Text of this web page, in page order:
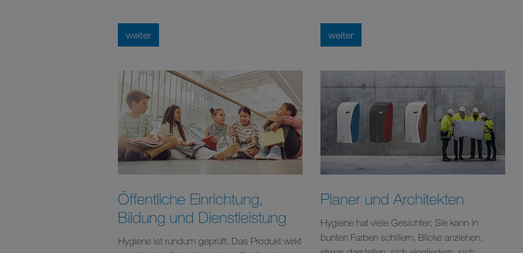
weiter weiter
Öffentliche Einrichtung,
Bildung und Dienstleistung
Hygiene ist rundum geprüft. Das Produkt wirkt
Planer und Architekten
Hygiene hat viele Gesichter: Sie kann in
bunten Farben schillern, Blicke anziehen,